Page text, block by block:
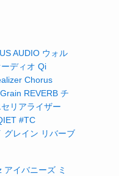
AUDIO ウォル
ディオ Qi
Chorus
REVERB チ
リアライザー
#TC
グレイン リバーブ
アイバニーズ ミ